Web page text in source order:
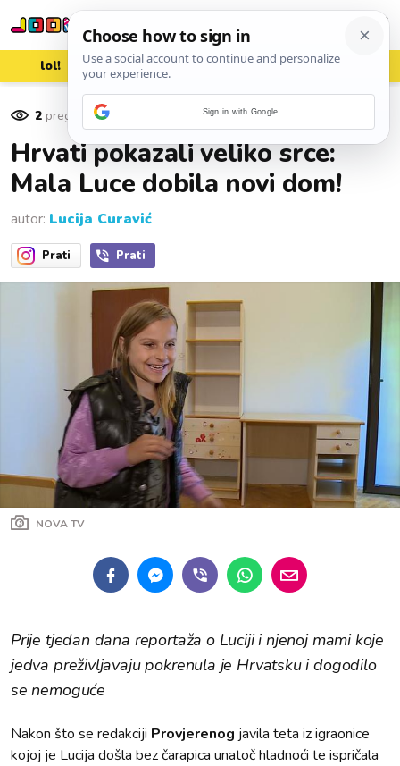
lol! aww vrh! woot?!
2 pregleda
Hrvati pokazali veliko srce:
Mala Luce dobila novi dom!
autor: Lucija Curavić
Prati Prati
NOVA TV
Prije tjedan dana reportaža o Luciji i njenoj mami koje
jedva preživljavaju pokrenula je Hrvatsku i dogodilo
se nemoguće
Nakon što se redakciji Provjerenog javila teta iz igraonice
kojoj je Lucija došla bez čarapica unatoč hladnoći te ispričala
Sign in with Google